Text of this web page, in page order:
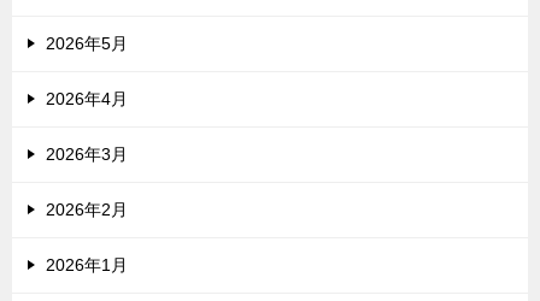
2026年5月
2026年4月
2026年3月
2026年2月
2026年1月